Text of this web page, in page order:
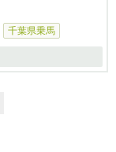
千葉県乗馬